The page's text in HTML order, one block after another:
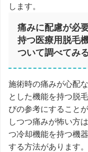
します。
痛みに配慮が必
持つ医療用脱毛
ついて調べてみ
施術時の痛みが心配
とした機能を持つ脱
びの参考にすること
しつつ痛みが怖い方
つ冷却機能を持つ機
する方法があります